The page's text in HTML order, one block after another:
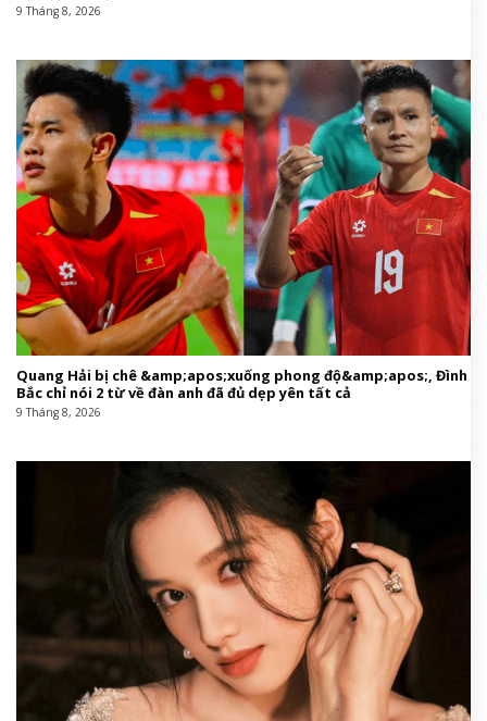
Vào cửa tự do (không bao gồm các khu vực trưng bày cố
CÁC TRIỂN LÃM Ở BẢO TÀNG QUANG SAN:
Harper’s Bazaar Vietnam
Lifestyle,triển lãm,mỹ thuậttriển lãm,mỹ thuật#Triển
#lãm #Life #Color #Hơn #nửa #thế #kỷ #đối
#thoại #với #sắc #màu #của #Đỗ #Sơn1780995048
This entry was posted inGiáo hội Việt Namand tagged
Color,của, đố,đôi,hơn,Kỳ,làm,Life,mẫu,mỹ thuật,Nửa,
sắc,Sơn,thể thoại triển lãm ,
Tin cùng chuyên mục: